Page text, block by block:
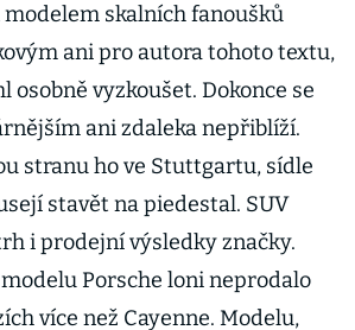
skalních fanoušků
ani pro autora tohoto textu,
osobně vyzkoušet. Dokonce se
ani zdaleka nepřiblíží.
stranu ho ve Stuttgartu, sídle
stavět na piedestal. SUV
i prodejní výsledky značky.
Porsche loni neprodalo
více než Cayenne. Modelu,